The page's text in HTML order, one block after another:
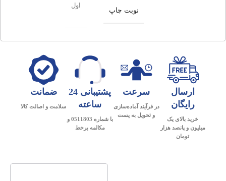
نوبت چاپ
اول
ارسال
رایگان
خرید بالای یک
میلیون و پانصد هزار
تومان
سرعت
در فرآیند آماده‌سازی
و تحویل به پست
پشتیبانی 24
ساعته
با شماره 0511803 و
مکالمه برخط
ضمانت
سلامت و اصالت کالا